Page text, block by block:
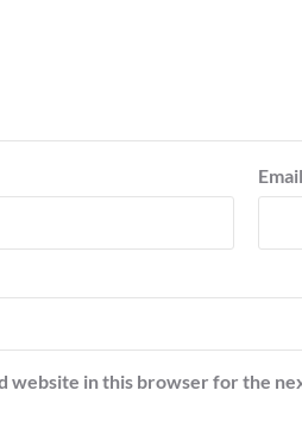
Email
website in this browser for the